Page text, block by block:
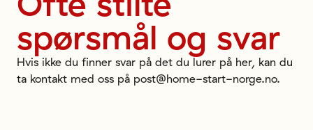
spørsmål og svar
Hvis ikke du finner svar på det du lurer på her, kan du
ta kontakt med oss på post@home-start-norge.no.